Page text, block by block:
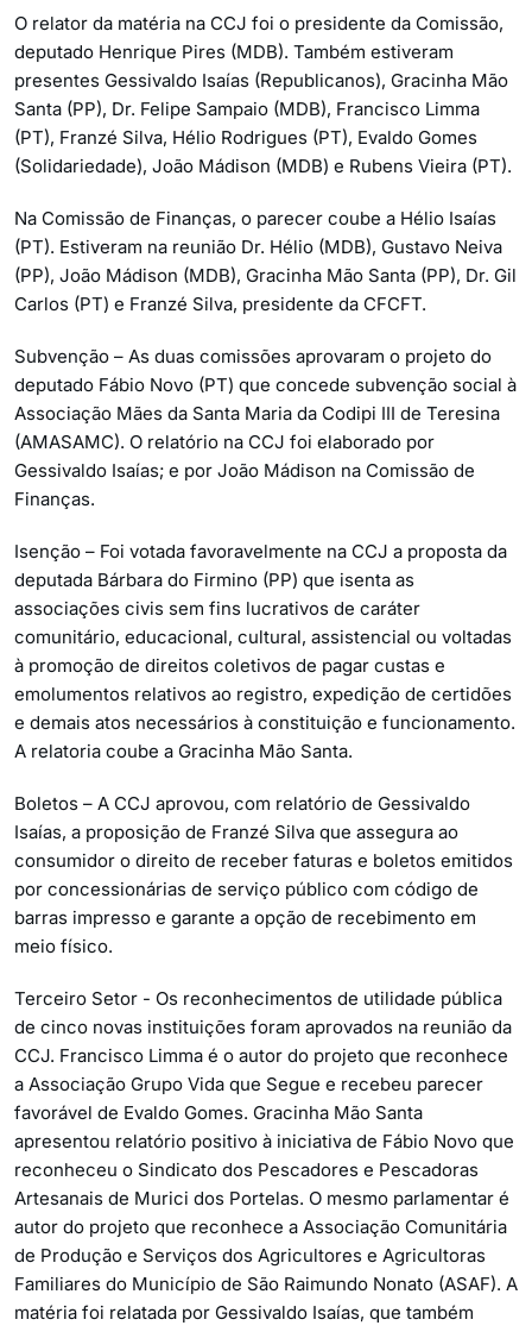
O relator da matéria na CCJ foi o presidente da Comissão,
deputado Henrique Pires (MDB). Também estiveram
presentes Gessivaldo Isaías (Republicanos), Gracinha Mão
Santa (PP), Dr. Felipe Sampaio (MDB), Francisco Limma
(PT), Franzé Silva, Hélio Rodrigues (PT), Evaldo Gomes
(Solidariedade), João Mádison (MDB) e Rubens Vieira (PT).
Na Comissão de Finanças, o parecer coube a Hélio Isaías
(PT). Estiveram na reunião Dr. Hélio (MDB), Gustavo Neiva
(PP), João Mádison (MDB), Gracinha Mão Santa (PP), Dr. Gil
Carlos (PT) e Franzé Silva, presidente da CFCFT.
Subvenção – As duas comissões aprovaram o projeto do
deputado Fábio Novo (PT) que concede subvenção social à
Associação Mães da Santa Maria da Codipi III de Teresina
(AMASAMC). O relatório na CCJ foi elaborado por
Gessivaldo Isaías; e por João Mádison na Comissão de
Finanças.
Isenção – Foi votada favoravelmente na CCJ a proposta da
deputada Bárbara do Firmino (PP) que isenta as
associações civis sem fins lucrativos de caráter
comunitário, educacional, cultural, assistencial ou voltadas
à promoção de direitos coletivos de pagar custas e
emolumentos relativos ao registro, expedição de certidões
e demais atos necessários à constituição e funcionamento.
A relatoria coube a Gracinha Mão Santa.
Boletos – A CCJ aprovou, com relatório de Gessivaldo
Isaías, a proposição de Franzé Silva que assegura ao
consumidor o direito de receber faturas e boletos emitidos
por concessionárias de serviço público com código de
barras impresso e garante a opção de recebimento em
meio físico.
Terceiro Setor - Os reconhecimentos de utilidade pública
de cinco novas instituições foram aprovados na reunião da
CCJ. Francisco Limma é o autor do projeto que reconhece
a Associação Grupo Vida que Segue e recebeu parecer
favorável de Evaldo Gomes. Gracinha Mão Santa
apresentou relatório positivo à iniciativa de Fábio Novo que
reconheceu o Sindicato dos Pescadores e Pescadoras
Artesanais de Murici dos Portelas. O mesmo parlamentar é
autor do projeto que reconhece a Associação Comunitária
de Produção e Serviços dos Agricultores e Agricultoras
Familiares do Município de São Raimundo Nonato (ASAF). A
matéria foi relatada por Gessivaldo Isaías, que também